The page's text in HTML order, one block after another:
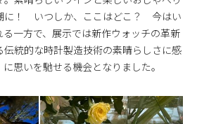
に！ いつしか、ここはどこ？ 今はい
一方で、展示では新作ウォッチの革新
統的な時計製造技術の素晴らしさに感
思いを馳せる機会となりました。